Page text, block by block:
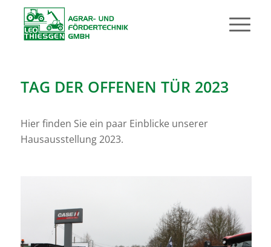
TAG DER OFFENEN TÜR 2023
Hier finden Sie ein paar Einblicke unserer
Hausausstellung 2023.